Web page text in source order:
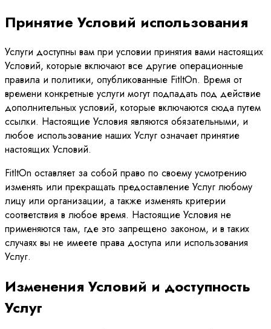
Принятие Условий использования
Услуги доступны вам при условии принятия вами настоящих
Условий, которые включают все другие операционные
правила и политики, опубликованные FitItOn. Время от
времени конкретные услуги могут подпадать под действие
дополнительных условий, которые включаются сюда путем
ссылки. Настоящие Условия являются обязательными, и
любое использование наших Услуг означает принятие
настоящих Условий.
FitItOn оставляет за собой право по своему усмотрению
изменять или прекращать предоставление Услуг любому
лицу или организации, а также изменять критерии
соответствия в любое время. Настоящие Условия не
применяются там, где это запрещено законом, и в таких
случаях вы не имеете права доступа или использования
Услуг.
Изменения Условий и доступность
Услуг